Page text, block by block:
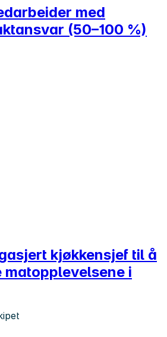
med
(50–100 %)
kjøkkensjef til å
matopplevelsene i